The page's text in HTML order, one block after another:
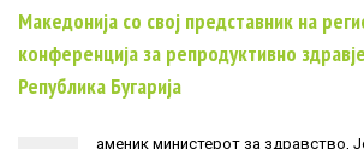
Македонија со свој представник на
конференција за репродуктивно
Република Бугарија
аменик министерот за здравство,